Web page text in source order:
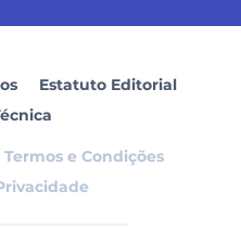
Estatuto Editorial
Termos e Condições